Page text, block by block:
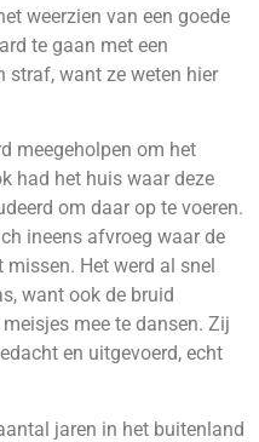
weerzien van een goede
te gaan met een
straf, want ze weten hier
meegeholpen om het
had het huis waar deze
om daar op te voeren.
ineens afvroeg waar de
Het werd al snel
want ook de bruid
mee te dansen. Zij
en uitgevoerd, echt
jaren in het buitenland